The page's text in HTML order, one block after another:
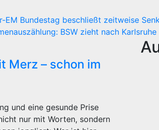
EM Bundestag beschließt zeitweise
BSW zieht nach Karlsruhe
Merz – schon im
und eine gesunde Prise
nur mit Worten, sondern